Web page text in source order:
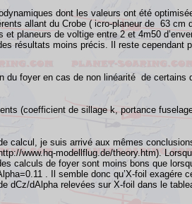
dont les valeurs ont été
allant du Crobe ( icro-planeur de 63 cm
et planeurs de voltige entre 2 et 4m50
résultats moins précis. Il reste cependant
du foyer en cas de non linéarité de certains
(coefficient de sillage k, portance
calcul, je suis arrivé aux mêmes
www.hq-modellflug.de/theory.htm).
calculs de foyer sont moins bons que
0.11 . Il semble donc qu’X-foil exagére
dCz/dAlpha relevées sur X-foil dans le